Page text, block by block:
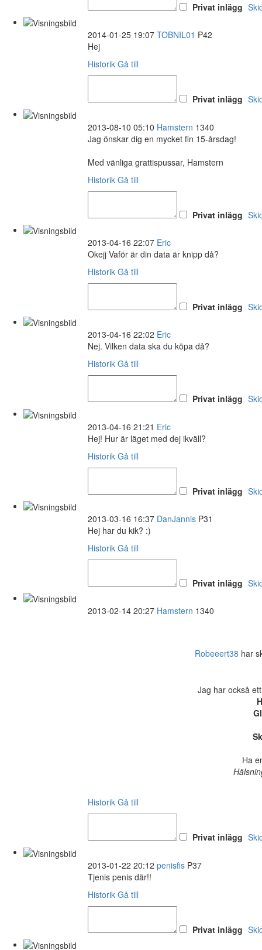
Privat inlägg
2014-01-25 19:07 TOBNIL01 P42
Hej
Historik Gå till
Privat inlägg
2013-08-10 05:10 Hamstern 1340
Jag önskar dig en mycket fin 15-årsdag!
Med vänliga grattispussar, Hamstern
Historik Gå till
Privat inlägg
2013-04-16 22:07 Eric
Okejj Vaför är din data är knipp då?
Historik Gå till
Privat inlägg
2013-04-16 22:02 Eric
Nej. Vilken data ska du köpa då?
Historik Gå till
Privat inlägg
2013-04-16 21:21 Eric
Hej! Hur är läget med dej ikväll?
Historik Gå till
Privat inlägg
2013-03-16 16:37 DanJannis P31
Hej har du kik? :)
Historik Gå till
Privat inlägg
2013-02-14 20:27 Hamstern 1340
Robeeert38 har
Jag har också
Ha
Historik Gå till
Privat inlägg
2013-01-22 20:12 penisfis P37
Tjenis penis där!!
Historik Gå till
Privat inlägg